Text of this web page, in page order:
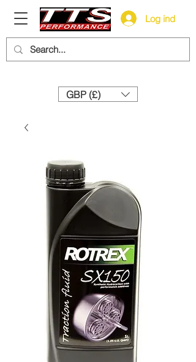
Log ind
GBP (£)